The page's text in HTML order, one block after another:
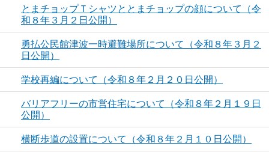
とまチョップＴシャツととまチョップの顔について（令
和８年３月２日公開）
勇払公民館津波一時避難場所について（令和８年３月２
日公開）
学校再編について（令和８年２月２０日公開）
バリアフリーの市営住宅について（令和８年２月１９日
公開）
横断歩道の設置について（令和８年２月１０日公開）